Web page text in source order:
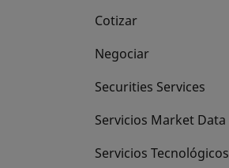
Cotizar
Negociar
Securities Services
Servicios Market Data
Servicios Tecnológicos